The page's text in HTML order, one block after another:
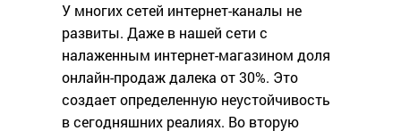
У многих сетей интернет-каналы не
развиты. Даже в нашей сети с
налаженным интернет-магазином доля
онлайн-продаж далека от 30%. Это
создает определенную неустойчивость
в сегодняшних реалиях. Во вторую